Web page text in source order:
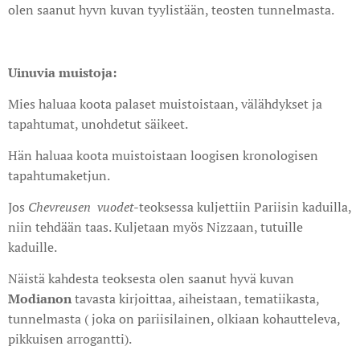
olen saanut hyvn kuvan tyylistään, teosten tunnelmasta.
Uinuvia muistoja:
Mies haluaa koota palaset muistoistaan, välähdykset ja
tapahtumat, unohdetut säikeet.
Hän haluaa koota muistoistaan loogisen kronologisen
tapahtumaketjun.
Jos Chevreusen vuodet-teoksessa kuljettiin Pariisin kaduilla,
niin tehdään taas. Kuljetaan myös Nizzaan, tutuille
kaduille.
Näistä kahdesta teoksesta olen saanut hyvä kuvan
Modianontavasta kirjoittaa, aiheistaan, tematiikasta,
tunnelmasta ( joka on pariisilainen, olkiaan kohautteleva,
pikkuisen arrogantti).